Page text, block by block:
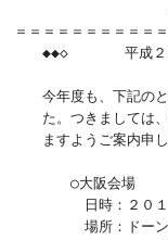
４．ＮＩＴ
＝＝＝＝＝＝＝＝＝＝
◆◆◇　　　　平成２
今年度も、下記のと
た。つきましては、
ますようご案内申し
○大阪会場
日時：２０１３年
場所：ドーンセ